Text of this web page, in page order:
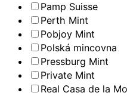
Pamp Suisse
Perth Mint
Pobjoy Mint
Polská mincovna
Pressburg Mint
Private Mint
Real Casa de la